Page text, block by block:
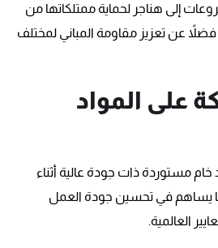
إلى هناجر لحماية ممتلكاتها من
فضلاً عن تعزيز مقاومة المباني لمختلف
على المواد
مستوردة ذات جودة عالية أثناء
يساهم في تحسين جودة العمل
العالمية.